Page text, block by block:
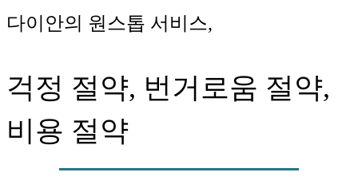
다이안의 원스톱 서비스,
걱정 절약, 번거로움 절약,
비용 절약